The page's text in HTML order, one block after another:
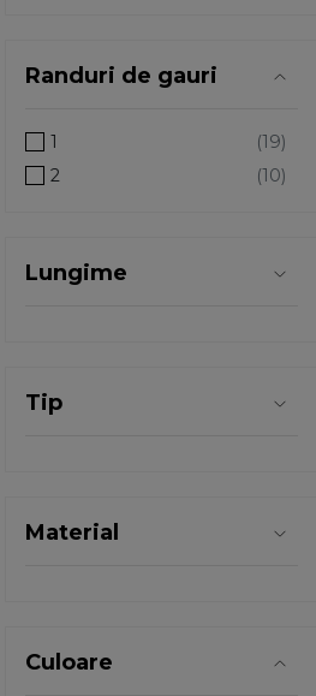
Randuri de gauri
1
2
Lungime
Tip
Material
Culoare